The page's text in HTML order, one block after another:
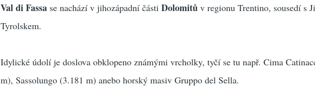
Val di Fassa se nachází v jihozápadní částiDolomitů v regionu Trentino, sousedí s
Tyrolskem.
Idylické údolí je doslova obklopeno známými vrcholky, tyčí se tu např. Cima
m), Sassolungo (3.181 m) anebo horský masiv Gruppo del Sella.